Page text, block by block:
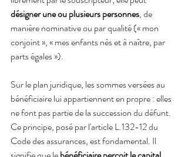
désigner une ou plusieurs personnes, de
manière nominative ou par qualité (« mon
conjoint », « mes enfants nés et à naître, par
parts égales »).
Sur le plan juridique, les sommes versées au
bénéficiaire lui appartiennent en propre : elles
ne font pas partie de la succession du défunt.
Ce principe, posé par l'article L.132-12 du
Code des assurances, est fondamental. Il